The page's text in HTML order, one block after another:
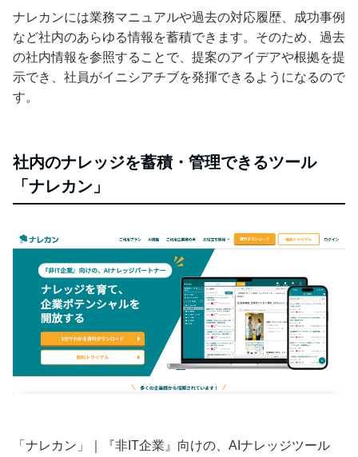
ナレカンには業務マニュアルや過去の対応履歴、成功事例
など社内のあらゆる情報を蓄積できます。そのため、過去
の社内情報を参照することで、提案のアイデアや根拠を提
示でき、社員がイニシアチブを発揮できるようになるので
す。
社内のナレッジを蓄積・管理できるツール
「ナレカン」
「ナレカン」｜『非IT企業』向けの、AIナレッジツール